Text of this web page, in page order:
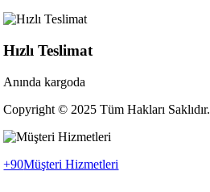
Hızlı Teslimat
Anında kargoda
Copyright © 2025 Tüm Hakları Saklıdır.
+90Müşteri Hizmetleri